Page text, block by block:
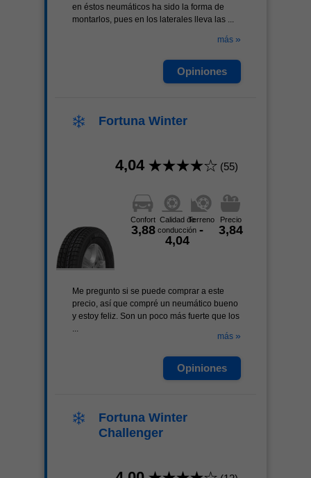
en éstos neumáticos ha sido la forma de
montarlos, pues en los laterales lleva las ...
más »
Opiniones
Fortuna Winter
4,04 (55)
Confort
3,88
Calidad de
conducción
4,04
Terreno
-
Precio
3,84
Me pregunto si se puede comprar a este
precio, así que compré un neumático bueno
y estoy feliz. Son un poco más fuerte que los
...
más »
Opiniones
Fortuna Winter
Challenger